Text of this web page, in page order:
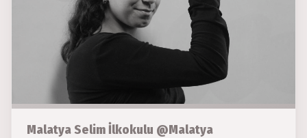
Malatya Selim İlkokulu @Malatya